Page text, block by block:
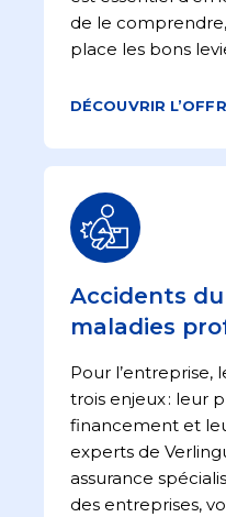
de le
place les bons
DÉCOUVRIR
Accidents
maladies
Pour l’entreprise,
trois enjeux : leur
financement et
experts de
assurance
des entreprises,